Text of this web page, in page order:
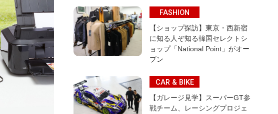
FASHION
【ショップ探訪】東京・西新宿
に知る人ぞ知る韓国セレクトシ
ョップ「National Point」がオー
プン
CAR & BIKE
【ガレージ見学】スーパーGT参
戦チーム、レーシングプロジェ